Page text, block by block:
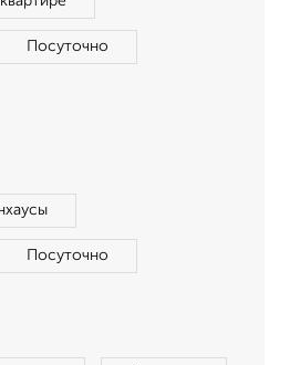
Посуточно
Посуточно